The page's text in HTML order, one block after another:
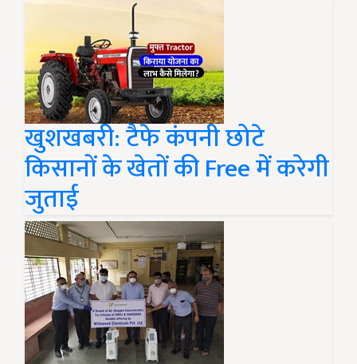
खुशखबरी: टैफे कंपनी छोटे
किसानों के खेतों की Free में करेगी
जुताई